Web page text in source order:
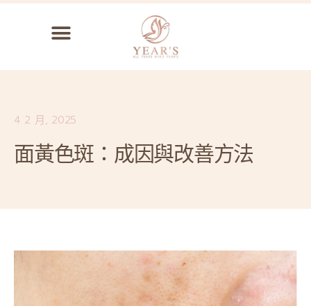
4 2 月, 2025
面黃色斑：成因與改善方法